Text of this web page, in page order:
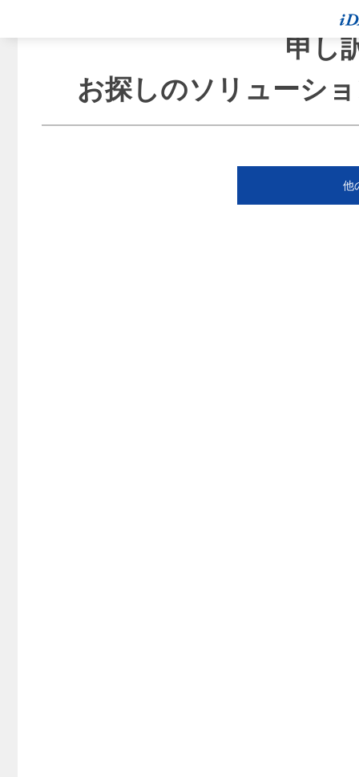
申し
お探しのソリューシ
他